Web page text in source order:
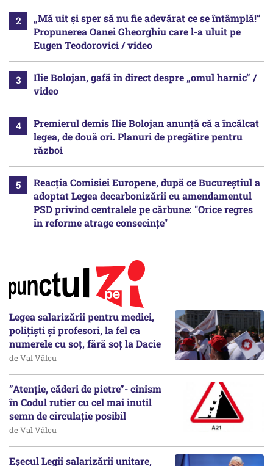
„Mă uit și sper să nu fie adevărat ce se întâmplă!“
Propunerea Oanei Gheorghiu care l-a uluit pe
Eugen Teodorovici / video
Ilie Bolojan, gafă în direct despre „omul harnic“ /
video
Premierul demis Ilie Bolojan anunță că a încălcat
legea, de două ori. Planuri de pregătire pentru
război
Reacția Comisiei Europene, după ce Bucureștiul a
adoptat Legea decarbonizării cu amendamentul
PSD privind centralele pe cărbune: "Orice regres
în reforme atrage consecințe"
Legea salarizării pentru medici,
polițiști și profesori, la fel ca
numerele cu soț, fără soț la Dacie
de Val Vâlcu
”Atenție, căderi de pietre”- cinism
în Codul rutier cu cel mai inutil
semn de circulație posibil
de Val Vâlcu
Eșecul Legii salarizării unitare,